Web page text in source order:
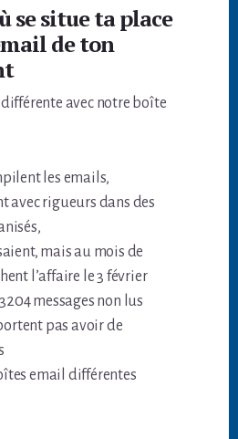
se situe ta place
de ton
avec notre boîte
les emails,
avec rigueurs dans des
mais au mois de
l’affaire le 3 février
messages non lus
pas avoir de
email différentes